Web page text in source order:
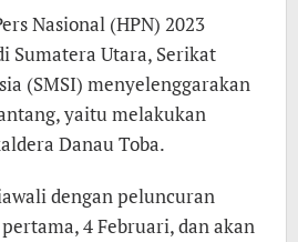
Nasional (HPN) 2023
Sumatera Utara, Serikat
(SMSI) menyelenggarakan
yaitu melakukan
Danau Toba.
dengan peluncuran
4 Februari, dan akan